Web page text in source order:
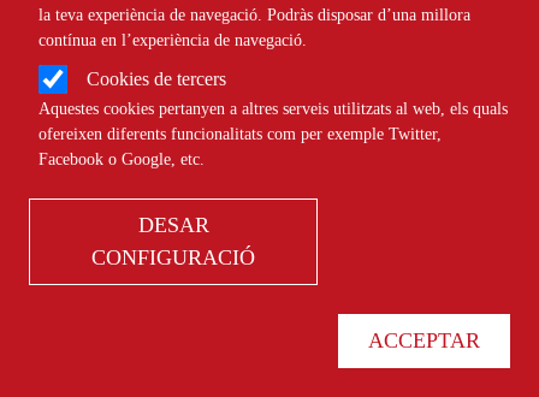
la teva experiència de navegació. Podràs disposar d’una millora
contínua en l’experiència de navegació.
Cookies de tercers
Aquestes cookies pertanyen a altres serveis utilitzats al web, els quals
ofereixen diferents funcionalitats com per exemple Twitter,
Facebook o Google, etc.
DESAR
CONFIGURACIÓ
ACCEPTAR
Entitats juvenils demanen posar les
associacions al centre en la llei del
Foment de l’Associacionisme
NOTÍCIES JURÍDIC